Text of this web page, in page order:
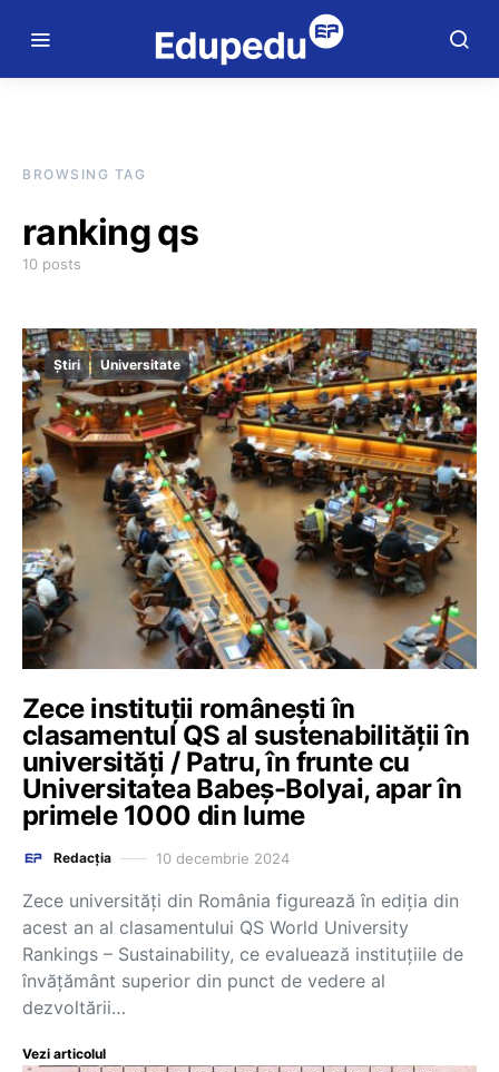
BROWSING TAG
ranking qs
10 posts
Știri Universitate
Zece instituții românești în
clasamentul QS al sustenabilității în
universități / Patru, în frunte cu
Universitatea Babeș-Bolyai, apar în
primele 1000 din lume
Redacția 10 decembrie 2024
Zece universități din România figurează în ediția din
acest an al clasamentului QS World University
Rankings – Sustainability, ce evaluează instituțiile de
învățământ superior din punct de vedere al
dezvoltării…
Vezi articolul